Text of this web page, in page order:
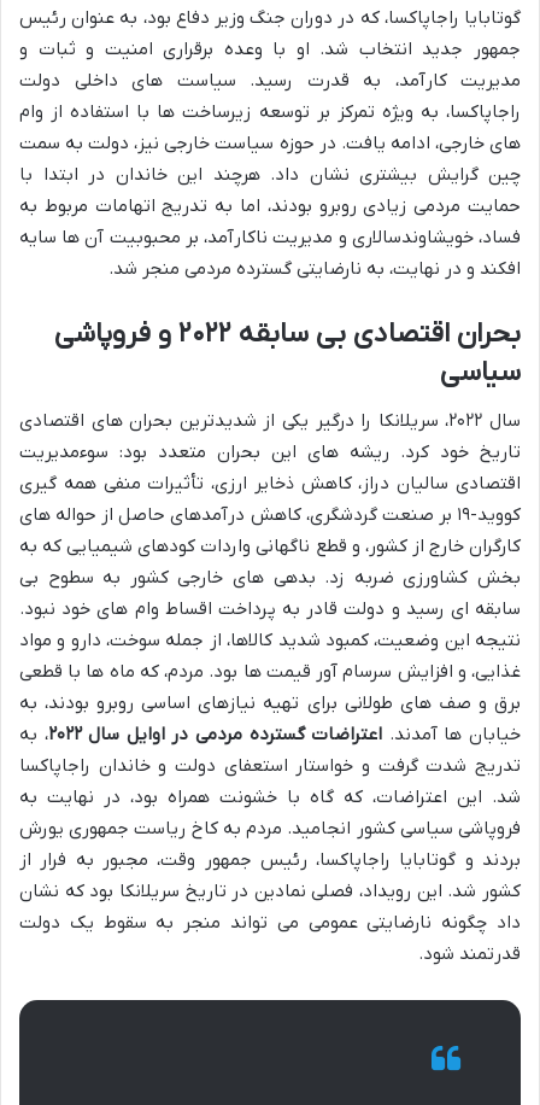
گوتابایا راجاپاکسا، که در دوران جنگ وزیر دفاع بود، به عنوان رئیس
جمهور جدید انتخاب شد. او با وعده برقراری امنیت و ثبات و
مدیریت کارآمد، به قدرت رسید. سیاست های داخلی دولت
راجاپاکسا، به ویژه تمرکز بر توسعه زیرساخت ها با استفاده از وام
های خارجی، ادامه یافت. در حوزه سیاست خارجی نیز، دولت به سمت
چین گرایش بیشتری نشان داد. هرچند این خاندان در ابتدا با
حمایت مردمی زیادی روبرو بودند، اما به تدریج اتهامات مربوط به
فساد، خویشاوندسالاری و مدیریت ناکارآمد، بر محبوبیت آن ها سایه
افکند و در نهایت، به نارضایتی گسترده مردمی منجر شد.
بحران اقتصادی بی سابقه ۲۰۲۲ و فروپاشی
سیاسی
سال ۲۰۲۲، سریلانکا را درگیر یکی از شدیدترین بحران های اقتصادی
تاریخ خود کرد. ریشه های این بحران متعدد بود: سوءمدیریت
اقتصادی سالیان دراز، کاهش ذخایر ارزی، تأثیرات منفی همه گیری
کووید-۱۹ بر صنعت گردشگری، کاهش درآمدهای حاصل از حواله های
کارگران خارج از کشور، و قطع ناگهانی واردات کودهای شیمیایی که به
بخش کشاورزی ضربه زد. بدهی های خارجی کشور به سطوح بی
سابقه ای رسید و دولت قادر به پرداخت اقساط وام های خود نبود.
نتیجه این وضعیت، کمبود شدید کالاها، از جمله سوخت، دارو و مواد
غذایی، و افزایش سرسام آور قیمت ها بود. مردم، که ماه ها با قطعی
برق و صف های طولانی برای تهیه نیازهای اساسی روبرو بودند، به
خیابان ها آمدند. اعتراضات گسترده مردمی در اوایل سال ۲۰۲۲
، به
تدریج شدت گرفت و خواستار استعفای دولت و خاندان راجاپاکسا
شد. این اعتراضات، که گاه با خشونت همراه بود، در نهایت به
فروپاشی سیاسی کشور انجامید. مردم به کاخ ریاست جمهوری یورش
بردند و گوتابایا راجاپاکسا، رئیس جمهور وقت، مجبور به فرار از
کشور شد. این رویداد، فصلی نمادین در تاریخ سریلانکا بود که نشان
داد چگونه نارضایتی عمومی می تواند منجر به سقوط یک دولت
قدرتمند شود.